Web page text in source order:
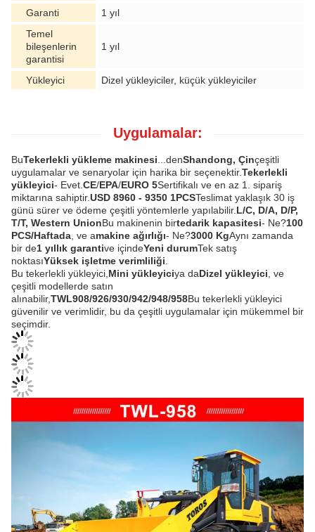
Garanti
1 yıl
Temel
bileşenlerin
garantisi
1 yıl
Yükleyici Dizel yükleyiciler, küçük yükleyiciler
Uygulamalar:
BuTekerlekli yükleme makinesi ...denShandong, Çinçeşitli
uygulamalar ve senaryolar için harika bir seçenektir.Tekerlekli
yükleyici- Evet. CE/EPA/EURO 5Sertifikalı ve en az 1. sipariş
miktarına sahiptir.USD 8960 - 9350 1PCSTeslimat yaklaşık 30 iş
günü sürer ve ödeme çeşitli yöntemlerle yapılabilir. L/C, D/A, D/P,
T/T, Western UnionBu makinenin birtedarik kapasitesi- Ne?100
PCS/Haftada , ve amakine ağırlığı- Ne?3000 KgAynı zamanda
bir de1 yıllık garantive içindeYeni durumTek satış
noktasıYüksek işletme verimliliği
Bu tekerlekli yükleyici, Mini yükleyiciya daDizel yükleyici , ve
çeşitli modellerde satın
alınabilir,TWL908/926/930/942/948/958Bu tekerlekli yükleyici
güvenilir ve verimlidir, bu da çeşitli uygulamalar için mükemmel bir
seçimdir.